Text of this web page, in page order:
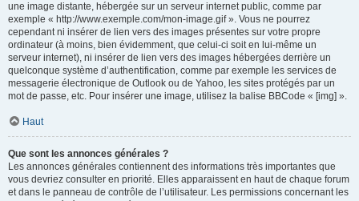
une image distante, hébergée sur un serveur internet public, comme par
exemple « http://www.exemple.com/mon-image.gif ». Vous ne pourrez
cependant ni insérer de lien vers des images présentes sur votre propre
ordinateur (à moins, bien évidemment, que celui-ci soit en lui-même un
serveur internet), ni insérer de lien vers des images hébergées derrière un
quelconque système d’authentification, comme par exemple les services de
messagerie électronique de Outlook ou de Yahoo, les sites protégés par un
mot de passe, etc. Pour insérer une image, utilisez la balise BBCode « [img] ».
Haut
Que sont les annonces générales ?
Les annonces générales contiennent des informations très importantes que
vous devriez consulter en priorité. Elles apparaissent en haut de chaque forum
et dans le panneau de contrôle de l’utilisateur. Les permissions concernant les